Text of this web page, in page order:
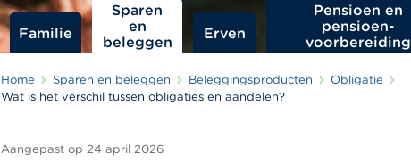
Familie
Sparen
en
beleggen
Erven
Pensioen en
pensioen­
voorbereiding
Home Sparen en beleggen Beleggingsproducten
Obligatie
Wat is het verschil tussen obligaties en aandelen?
Aangepast op 24 april 2026